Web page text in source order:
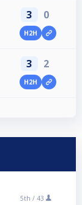
3 0
H2H
3 2
H2H
5th / 43